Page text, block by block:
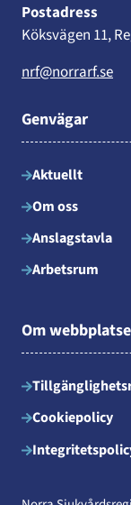
Postadress
Köksvägen 11,
nrf@norrarf.se
Genvägar
Aktuellt
Om oss
Anslagstavla
Arbetsrum
Om
Cookiepolicy